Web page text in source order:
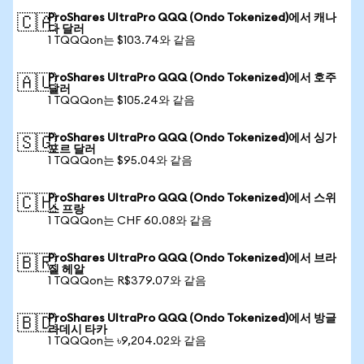
🇨🇦ProShares UltraPro QQQ (Ondo Tokenized)에서 캐나
다 달러
1 TQQQon는 $103.74와 같음
🇦🇺ProShares UltraPro QQQ (Ondo Tokenized)에서 호주
달러
1 TQQQon는 $105.24와 같음
🇸🇬ProShares UltraPro QQQ (Ondo Tokenized)에서 싱가
포르 달러
1 TQQQon는 $95.04와 같음
🇨🇭ProShares UltraPro QQQ (Ondo Tokenized)에서 스위
스 프랑
1 TQQQon는 CHF 60.08와 같음
🇧🇷ProShares UltraPro QQQ (Ondo Tokenized)에서 브라
질 헤알
1 TQQQon는 R$379.07와 같음
🇧🇩ProShares UltraPro QQQ (Ondo Tokenized)에서 방글
라데시 타카
1 TQQQon는 ৳9,204.02와 같음